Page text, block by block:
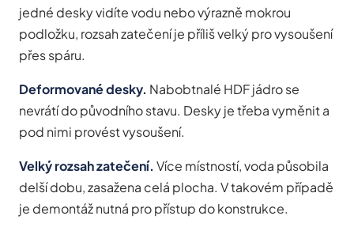
jedné desky vidíte vodu nebo výrazně mokrou
podložku, rozsah zatečení je příliš velký pro vysoušení
přes spáru.
Deformované desky. Nabobtnalé HDF jádro se
nevrátí do původního stavu. Desky je třeba vyměnit a
pod nimi provést vysoušení.
Velký rozsah zatečení. Více místností, voda působila
delší dobu, zasažena celá plocha. V takovém případě
je demontáž nutná pro přístup do konstrukce.